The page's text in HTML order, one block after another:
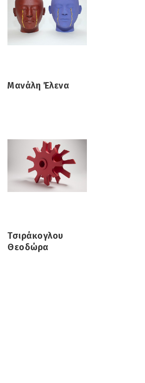
Μανάλη Έλενα
Τσιράκογλου
Θεοδώρα